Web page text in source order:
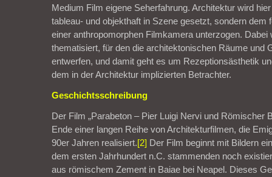
Medium Film eigene Seherfahrung. Architektur wird
tableau- und objekthaft in Szene gesetzt, sondern dem
einer anthropomorphen Filmkamera unterzogen.
thematisiert, für den die architektonischen Räume und
entwerfen, und damit geht es um Rezeptionsästhetik
dem in der Architektur implizierten Betrachter.
Geschichtsschreibung
Der Film „Parabeton – Pier Luigi Nervi und Römischer
Ende einer langen Reihe von Architekturfilmen, die
90er Jahren realisiert.[2] Der Film beginnt mit Bildern
dem ersten Jahrhundert n.C. stammenden noch
aus römischem Zement in Baiae bei Neapel. Dieses